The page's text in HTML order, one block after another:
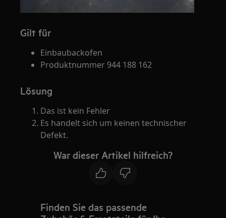
Gilt für
Einbaubackofen
Produktnummer 944 188 162
Lösung
Das ist kein Fehler
Es handelt sich um keinen technischer
Defekt.
War dieser Artikel hilfreich?
Finden Sie das passende